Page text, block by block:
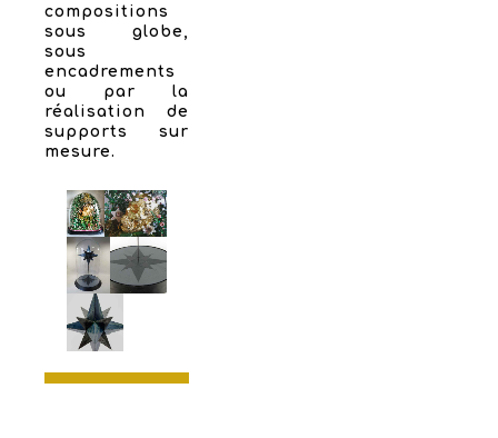
compositions
sous globe,
sous
encadrements
ou par la
réalisation de
supports sur
mesure.